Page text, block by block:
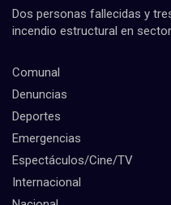
Dos personas fallecidas y
incendio estructural en
Comunal
Denuncias
Deportes
Emergencias
Espectáculos/Cine/TV
Internacional